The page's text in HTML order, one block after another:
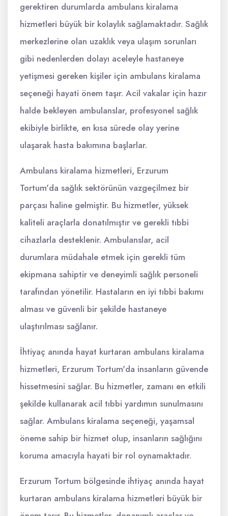
gerektiren durumlarda ambulans kiralama
hizmetleri büyük bir kolaylık sağlamaktadır. Sağlık
merkezlerine olan uzaklık veya ulaşım sorunları
gibi nedenlerden dolayı aceleyle hastaneye
yetişmesi gereken kişiler için ambulans kiralama
seçeneği hayati önem taşır. Acil vakalar için hazır
halde bekleyen ambulanslar, profesyonel sağlık
ekibiyle birlikte, en kısa sürede olay yerine
ulaşarak hasta bakımına başlarlar.
Ambulans kiralama hizmetleri, Erzurum
Tortum'da sağlık sektörünün vazgeçilmez bir
parçası haline gelmiştir. Bu hizmetler, yüksek
kaliteli araçlarla donatılmıştır ve gerekli tıbbi
cihazlarla desteklenir. Ambulanslar, acil
durumlara müdahale etmek için gerekli tüm
ekipmana sahiptir ve deneyimli sağlık personeli
tarafından yönetilir. Hastaların en iyi tıbbi bakımı
alması ve güvenli bir şekilde hastaneye
ulaştırılması sağlanır.
İhtiyaç anında hayat kurtaran ambulans kiralama
hizmetleri, Erzurum Tortum'da insanların güvende
hissetmesini sağlar. Bu hizmetler, zamanı en etkili
şekilde kullanarak acil tıbbi yardımın sunulmasını
sağlar. Ambulans kiralama seçeneği, yaşamsal
öneme sahip bir hizmet olup, insanların sağlığını
koruma amacıyla hayati bir rol oynamaktadır.
Erzurum Tortum bölgesinde ihtiyaç anında hayat
kurtaran ambulans kiralama hizmetleri büyük bir